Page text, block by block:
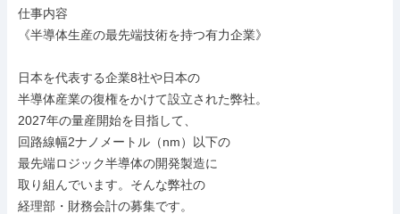
仕事内容
《半導体生産の最先端技術を持つ有力企業》
日本を代表する企業8社や日本の
半導体産業の復権をかけて設立された弊社。
2027年の量産開始を目指して、
回路線幅2ナノメートル（nm）以下の
最先端ロジック半導体の開発製造に
取り組んでいます。そんな弊社の
経理部・財務会計の募集です。